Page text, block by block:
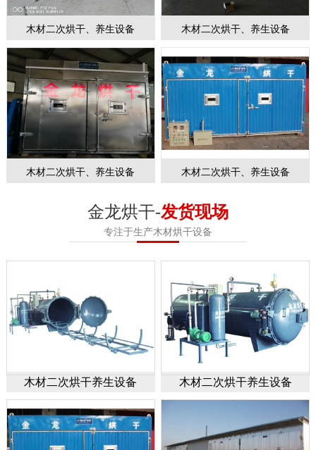
木材二次烘干、养生设备 木材二次烘干、养生设备
木材二次烘干、养生设备 木材二次烘干、养生设备
金龙烘干-发货现场
专注于生产木材烘干设备
木材二次烘干养生设备 木材二次烘干养生设备